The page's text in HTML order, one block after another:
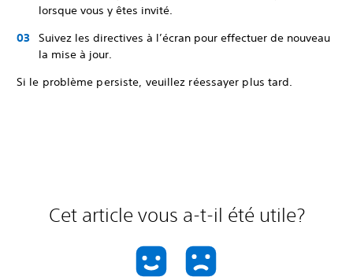
lorsque vous y êtes invité.
Suivez les directives à l’écran pour effectuer de nouveau
la mise à jour.
Si le problème persiste, veuillez réessayer plus tard.
Cet article vous a-t-il été utile?